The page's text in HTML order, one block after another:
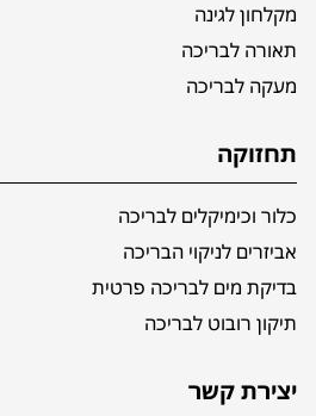
מקלחון לגינה
תאורה לבריכה
מעקה לבריכה
תחזוקה
כלור וכימיקלים לבריכה
אביזרים לניקוי הבריכה
בדיקת מים לבריכה פרטית
תיקון רובוט לבריכה
יצירת קשר